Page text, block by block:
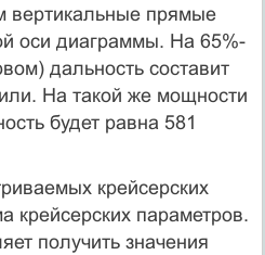
вертикальные прямые
оси диаграммы. На 65%-
дальность составит
На такой же мощности
будет равна 581
крейсерских
параметров.
получить значения